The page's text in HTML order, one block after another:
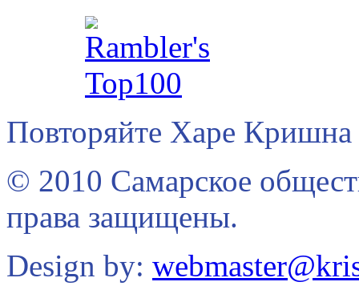
Повторяйте Харе Кришна
© 2010 Самарское
права защищены.
Design by: